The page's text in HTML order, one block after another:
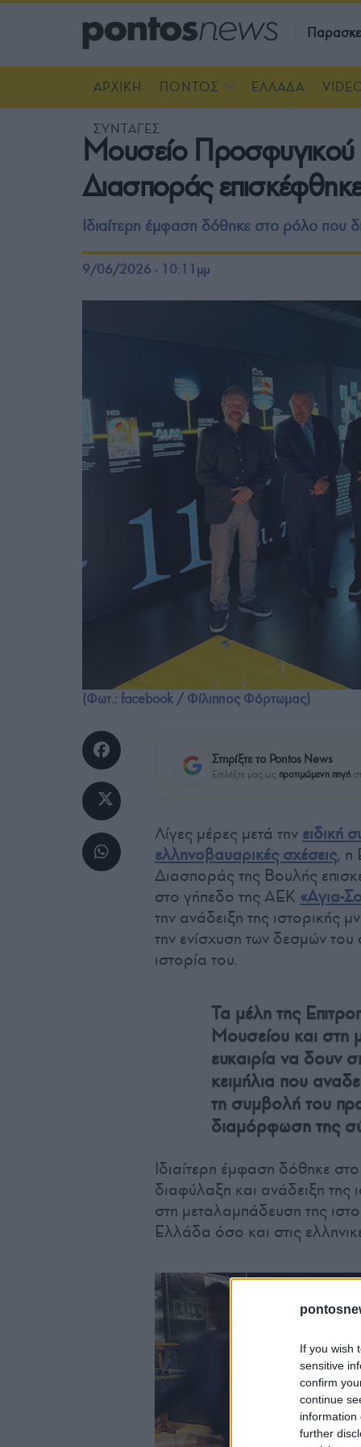
If you wish
sensitive
confirm
continue
information
further
ΑΡΧΙΚΗ ΠΟΝΤΟΣ ΕΛΛΑΔΑ
ΣΥΝΤΑΓΕΣ
Μουσείο Προσφυγικού
Διασποράς
Ιδιαίτερη έμφαση δόθηκε στο ρόλο που
9/06/2026 - 10:11μμ
(Φωτ.: facebook / Φίλιππος Φόρτωμας)
Στηρίξτε το Pontos News
Επιλέξτε μας ως προτιμώμενη πηγή
Λίγες μέρες μετά την ειδική
ελληνοβαυαρικές σχέσεις, η
Διασποράς της Βουλής
στο γήπεδο της ΑΕΚ «Αγια-
την ανάδειξη της ιστορικής
την ενίσχυση των δεσμών του
ιστορία του.
Τα μέλη της
Μουσείου και στη
ευκαιρία να δουν
κειμήλια που
τη συμβολή του
διαμόρφωση της
Ιδιαίτερη έμφαση δόθηκε
διαφύλαξη και ανάδειξη της
στη μεταλαμπάδευση της
Ελλάδα όσο και στις